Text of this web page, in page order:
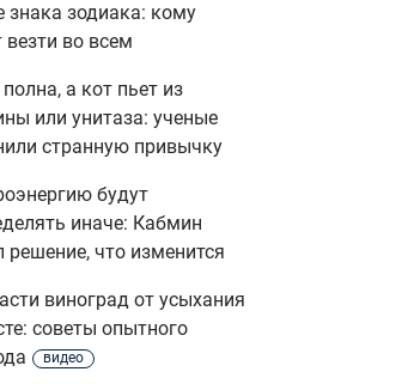
знака зодиака: кому
везти во всем
а кот пьет из
или унитаза: ученые
странную привычку
будут
иначе: Кабмин
решение, что изменится
виноград от усыхания
советы опытного
видео